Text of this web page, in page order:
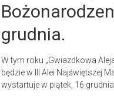
grudnia.
W tym roku „Gwiazdkowa
będzie w III Alei Najświętszej
wystartuje w piątek, 16